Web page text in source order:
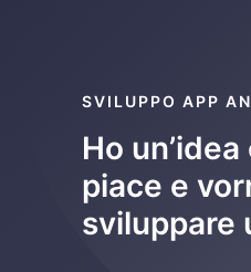
SVILUPPO APP
Ho
piace e
sviluppare